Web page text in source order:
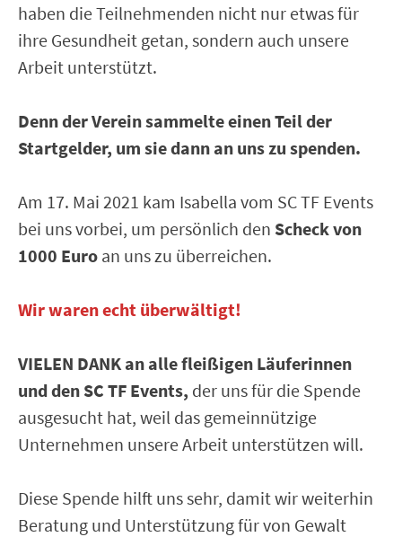
haben die Teilnehmenden nicht nur etwas für
ihre Gesundheit getan, sondern auch unsere
Arbeit unterstützt.
Denn der Verein sammelte einen Teil der
Startgelder, um sie dann an uns zu spenden.
Am 17. Mai 2021 kam Isabella vom SC TF Events
bei uns vorbei, um persönlich den Scheck von
1000 Euro an uns zu überreichen.
Wir waren echt überwältigt!
VIELEN DANK an alle fleißigen Läuferinnen
und den SC TF Events, der uns für die Spende
ausgesucht hat, weil das gemeinnützige
Unternehmen unsere Arbeit unterstützen will.
Diese Spende hilft uns sehr, damit wir weiterhin
Beratung und Unterstützung für von Gewalt